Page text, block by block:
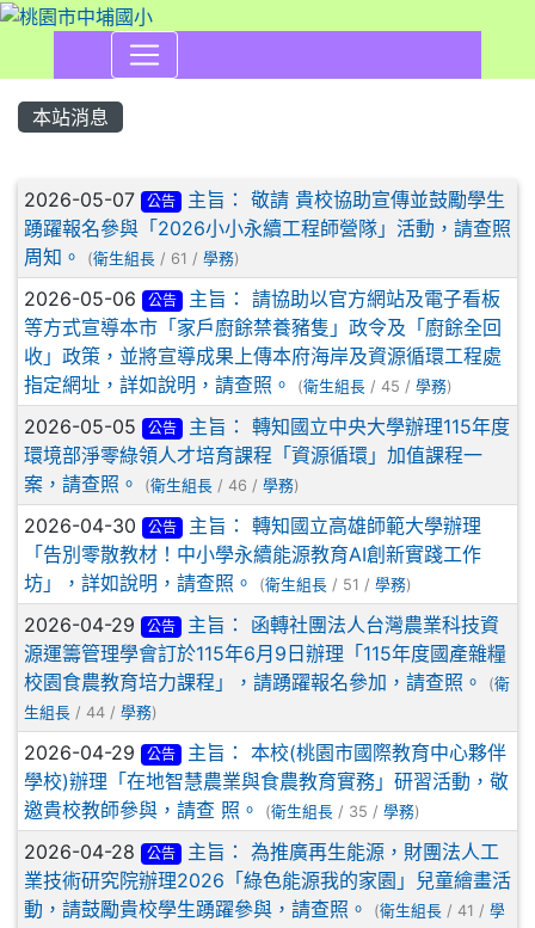
本站消息
文章列表
2026-05-07 公告
主旨： 敬請 貴校協助宣傳並鼓勵學生
踴躍報名參與「2026小小永續工程師營隊」活動，請查照
周知。
(衛生組長 / 61 / 學務)
2026-05-06 公告
主旨： 請協助以官方網站及電子看板
等方式宣導本市「家戶廚餘禁養豬隻」政令及「廚餘全回
收」政策，並將宣導成果上傳本府海岸及資源循環工程處
指定網址，詳如說明，請查照。
(衛生組長 / 45 / 學務)
2026-05-05 公告
主旨： 轉知國立中央大學辦理115年度
環境部淨零綠領人才培育課程「資源循環」加值課程一
案，請查照。
(衛生組長 / 46 / 學務)
2026-04-30 公告
主旨： 轉知國立高雄師範大學辦理
「告別零散教材！中小學永續能源教育AI創新實踐工作
坊」，詳如說明，請查照。
(衛生組長 / 51 / 學務)
2026-04-29 公告
主旨： 函轉社團法人台灣農業科技資
源運籌管理學會訂於115年6月9日辦理「115年度國產雜糧
校園食農教育培力課程」，請踴躍報名參加，請查照。
(衛
生組長 / 44 / 學務)
2026-04-29 公告
主旨： 本校(桃園市國際教育中心夥伴
學校)辦理「在地智慧農業與食農教育實務」研習活動，敬
邀貴校教師參與，請查 照。
(衛生組長 / 35 / 學務)
2026-04-28 公告
主旨： 為推廣再生能源，財團法人工
業技術研究院辦理2026「綠色能源我的家園」兒童繪畫活
動，請鼓勵貴校學生踴躍參與，請查照。
(衛生組長 / 41 / 學